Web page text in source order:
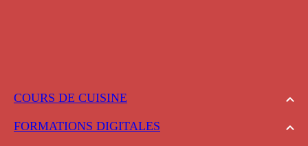
COURS DE CUISINE
FORMATIONS DIGITALES